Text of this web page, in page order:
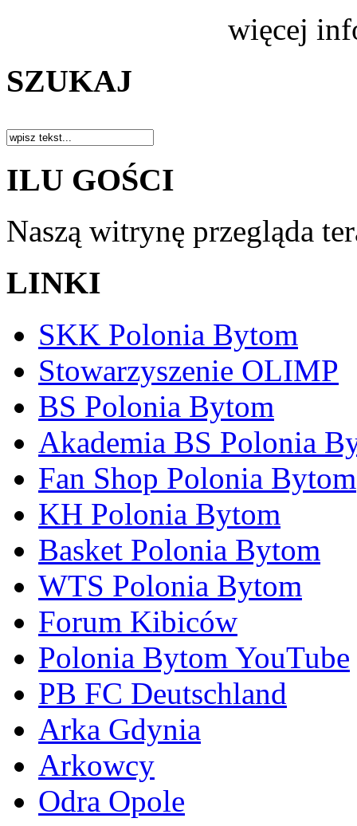
więcej
SZUKAJ
ILU GOŚCI
Naszą witrynę przegląda
LINKI
SKK Polonia Bytom
Stowarzyszenie OLIMP
BS Polonia Bytom
Akademia BS Polonia
Fan Shop Polonia Bytom
KH Polonia Bytom
Basket Polonia Bytom
WTS Polonia Bytom
Forum Kibiców
Polonia Bytom YouTube
PB FC Deutschland
Arka Gdynia
Arkowcy
Odra Opole